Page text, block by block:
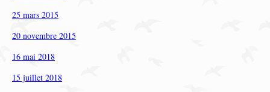
25 mars 2015
20 novembre 2015
16 mai 2018
15 juillet 2018